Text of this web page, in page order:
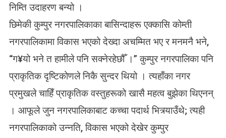
निम्ति उदाहरण बन्यो ।
छिमेकी कुम्पुर नगरपालिकाका बासिन्दाहरू एक्कासि कोम्ती
नगरपालिकामा विकास भएको देख्दा अचम्मित भए र मनमनै भने,
“ग¥यो भने त हामीले पनि सक्नेरहेछौँ ।” कुम्पुर नगरपालिका पनि
प्राकृतिक दृष्टिकोणले निकै सुन्दर थियो । त्यहाँका नगर
प्रमुखले चाहिँ प्राकृतिक वस्तुहरूको खासै महत्व बुझेका थिएनन्
। आफूले जुन नगरपालिकाबाट कच्चा पदार्थ भित्र्याउँथे; त्यही
नगरपालिकाको उन्नति, विकास भएको देखेर कुम्पुर